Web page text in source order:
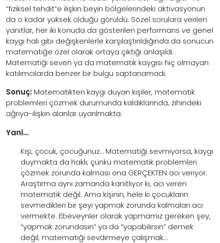
“fiziksel tehdit”e ilişkin beyin bölgelerindeki aktivasyonun
da o kadar yüksek olduğu görüldü. Sözel sorulara verilen
yanıtlar, her iki konuda da gösterilen performans ve genel
kaygı hali gibi değişkenlerle karşılaştırıldığında da sonucun
matematiğe özel olarak ortaya çıktığı anlaşıldı.
Matematiği seven ya da matematik kaygısı hiç olmayan
katılımcılarda benzer bir bulgu saptanamadı.
Sonuç:Matematikten kaygı duyan kişiler, matematik
problemleri çözmek durumunda kaldıklarında, zihindeki
ağrıya-ilişkin alanlar uyarılmakta.
Yani…
Kişi, çocuk, çocuğunuz… Matematiği sevmiyorsa, kaygı
duymakta da haklı; çünkü matematik problemleri
çözmek zorunda kalması ona GERÇEKTEN acı veriyor.
Araştırma aynı zamanda kanıtlıyor ki, acı veren
matematik değil. Ama kişinin, hele ki çocukların
sevmedikleri bir şeyi yapmak zorunda kalmaları acı
vermekte. Ebeveynler olarak yapmamız gereken şey,
“yapmak zorundasın” ya da “yapabilirsin” demek
değil; matematiği sevdirmeye çalışmak…